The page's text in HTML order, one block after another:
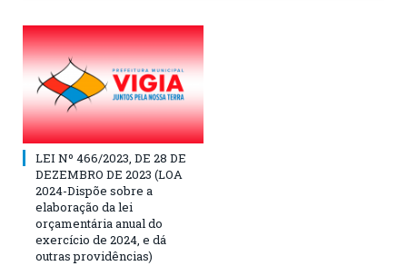
LEI Nº 466/2023, DE 28 DE
DEZEMBRO DE 2023 (LOA
2024-Dispõe sobre a
elaboração da lei
orçamentária anual do
exercício de 2024, e dá
outras providências)